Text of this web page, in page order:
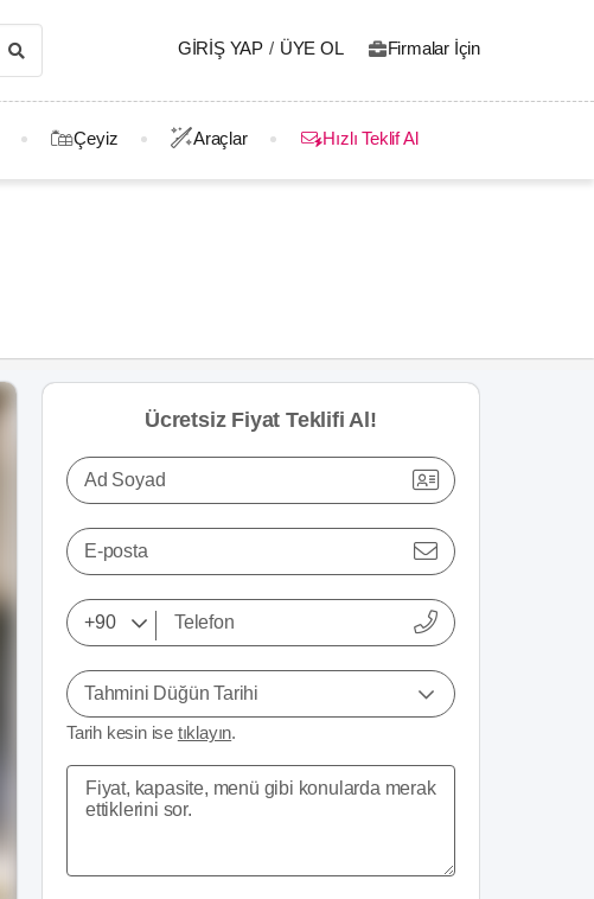
GIRIŞ YAP / ÜYE OL Firmalar İçin
Çeyiz Araçlar Hızlı Teklif Al
Ücretsiz Fiyat Teklifi Al!
Ad Soyad
E-posta
Tahmini Düğün Tarihi
Tarih kesin ise tıklayın.